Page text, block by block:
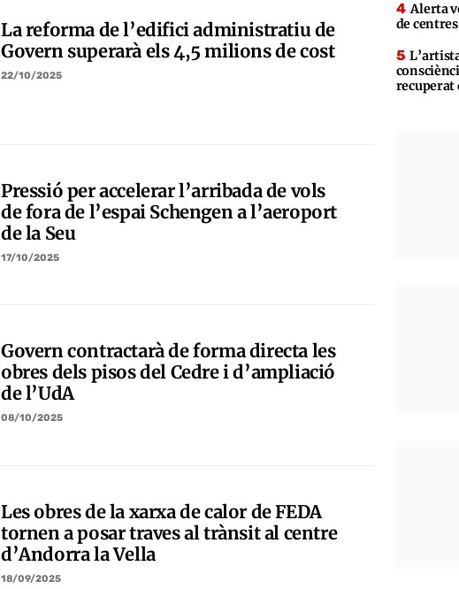
La reforma de l’edifici administratiu de
Govern superarà els 4,5 milions de cost
22/10/2025
Pressió per accelerar l’arribada de vols
de fora de l’espai Schengen a l’aeroport
de la Seu
17/10/2025
Govern contractarà de forma directa les
obres dels pisos del Cedre i d’ampliació
de l’UdA
08/10/2025
Les obres de la xarxa de calor de FEDA
tornen a posar traves al trànsit al centre
d’Andorra la Vella
18/09/2025
Alerta
de
recuperat